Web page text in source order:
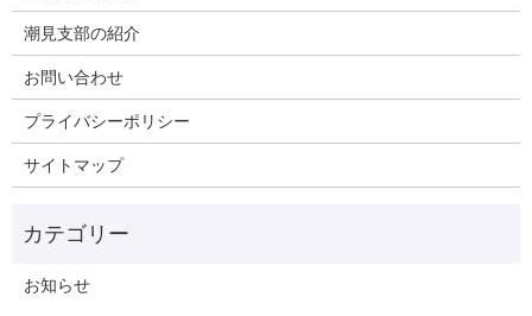
潮見支部の紹介
お問い合わせ
プライバシーポリシー
サイトマップ
お知らせ